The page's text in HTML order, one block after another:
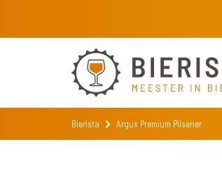
Bierista Argus Premium Pilsener